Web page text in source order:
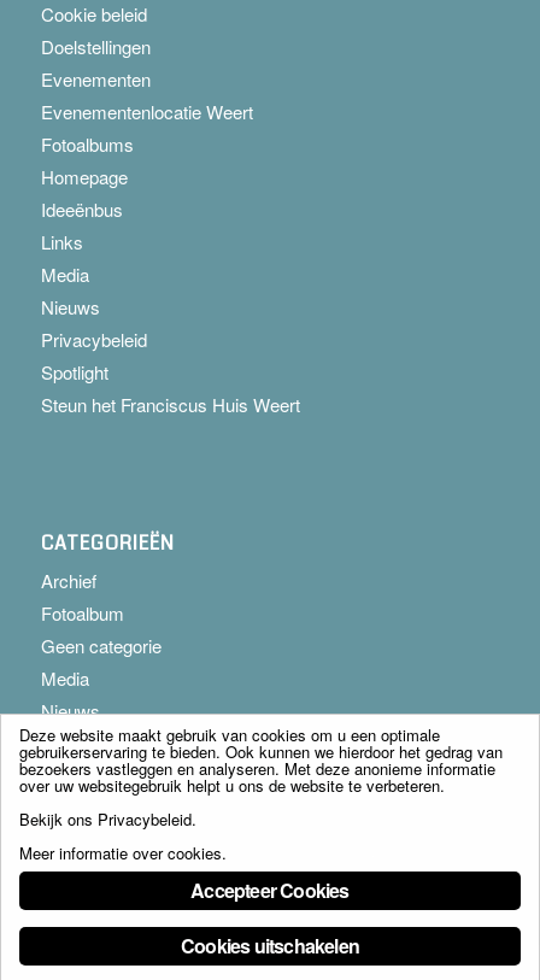
Cookie beleid
Doelstellingen
Evenementen
Evenementenlocatie Weert
Fotoalbums
Homepage
Ideeënbus
Links
Media
Nieuws
Privacybeleid
Spotlight
Steun het Franciscus Huis Weert
CATEGORIEËN
Archief
Fotoalbum
Geen categorie
Media
Nieuws
© Copyright - Franciscus Huis Weert B.V. - webdesign:
Deze website maakt gebruik van cookies om u een optimale
gebruikerservaring te bieden. Ook kunnen we hierdoor het gedrag van
bezoekers vastleggen en analyseren. Met deze anonieme informatie
over uw websitegebruik helpt u ons de website te verbeteren.
Bekijk ons Privacybeleid.
Meer informatie over cookies.
Accepteer Cookies
Cookies uitschakelen